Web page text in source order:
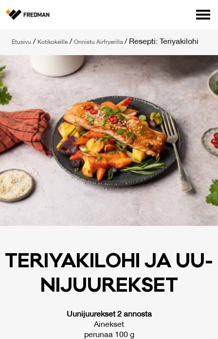
Tehtaanmyymälä
Verkkokauppa ammattilaisille
Hae
English Suomi
Etusivu / Kotikokeille / Onnistu Airfryerilla/ Resepti: Teriyakilohi
TE­RI­YA­KI­LO­HI JA UU­
NI­JUU­REK­SET
Uunijuurekset 2 annosta
Ainekset
perunaa 100 g